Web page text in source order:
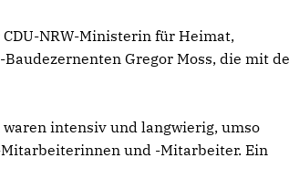
NRW-Ministerin für Heimat,
Gregor Moss, die mit
intensiv und langwierig, umso
und -Mitarbeiter. Ein